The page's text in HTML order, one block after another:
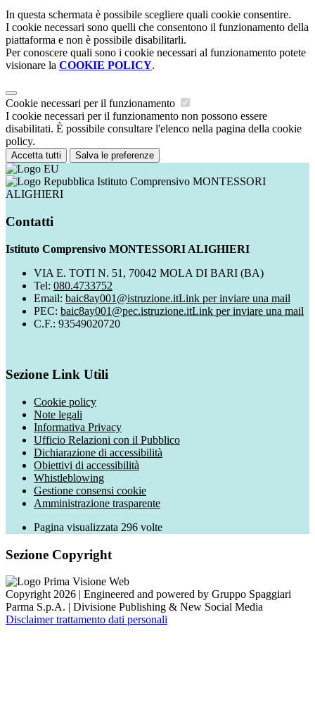
In questa schermata è possibile scegliere quali cookie consentire.
I cookie necessari sono quelli che consentono il funzionamento della
piattaforma e non è possibile disabilitarli.
Per conoscere quali sono i cookie necessari al funzionamento potete
visionare la COOKIE POLICY.
Cookie necessari per il funzionamento
I cookie necessari per il funzionamento non possono essere
disabilitati. È possibile consultare l'elenco nella pagina della cookie
policy.
Accetta tutti Salva le preferenze
Istituto Comprensivo MONTESSORI
ALIGHIERI
Contatti
Istituto Comprensivo MONTESSORI ALIGHIERI
VIA E. TOTI N. 51, 70042 MOLA DI BARI (BA)
Tel: 080.4733752
Email: baic8ay001@istruzione.itLink per inviare una mail
PEC: baic8ay001@pec.istruzione.itLink per inviare una mail
C.F.: 93549020720
Sezione Link Utili
Cookie policy
Note legali
Informativa Privacy
Ufficio Relazioni con il Pubblico
Dichiarazione di accessibilità
Obiettivi di accessibilità
Whistleblowing
Gestione consensi cookie
Amministrazione trasparente
Pagina visualizzata 296 volte
Sezione Copyright
Copyright 2026 | Engineered and powered by Gruppo Spaggiari
Parma S.p.A. | Divisione Publishing & New Social Media
Disclaimer trattamento dati personali